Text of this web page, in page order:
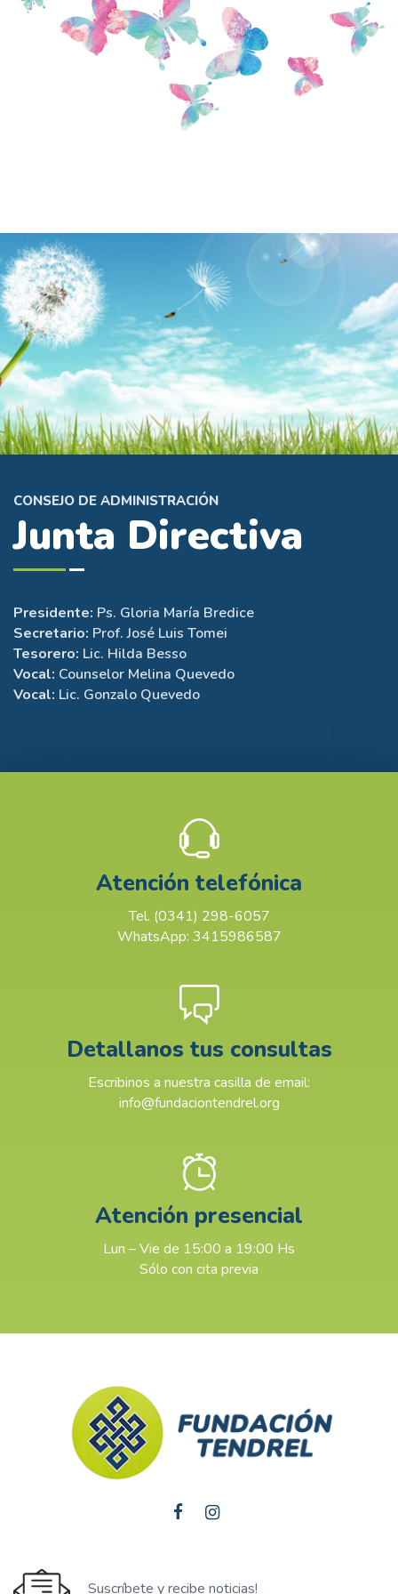
CONSEJO DE ADMINISTRACIÓN
Junta Directiva
Presidente: Ps. Gloria María Bredice
Secretario: Prof. José Luis Tomei
Tesorero: Lic. Hilda Besso
Vocal: Counselor Melina Quevedo
Vocal: Lic. Gonzalo Quevedo
Atención telefónica
Tel. (0341) 298-6057
WhatsApp: 3415986587
Detallanos tus consultas
Escribinos a nuestra casilla de email:
info@fundaciontendrel.org
Atención presencial
Lun – Vie de 15:00 a 19:00 Hs
Sólo con cita previa
Suscríbete y recibe noticias!